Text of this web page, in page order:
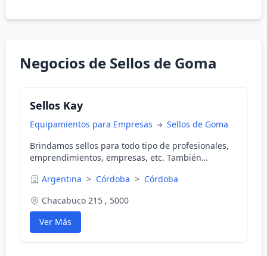
Negocios de Sellos de Goma
Sellos Kay
Equipamientos para Empresas
Sellos de Goma
Brindamos sellos para todo tipo de profesionales,
emprendimientos, empresas, etc. También
Argentina > Córdoba > Córdoba
Chacabuco 215 , 5000
Ver Más